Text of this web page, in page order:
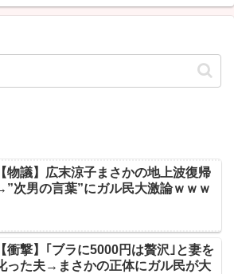
【物議】広末涼子まさかの地上波復帰
次男の言葉”にガル民大激論ｗｗｗ
【衝撃】｢ブラに5000円は贅沢｣と妻を
った夫→まさかの正体にガル民が大